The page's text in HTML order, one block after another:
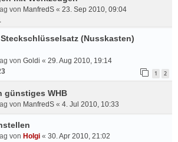
von ManfredS « 23. Sep 2010, 09:04
(Nusskasten)
von Goldi « 29. Aug 2010, 19:14
1 2
günstiges WHB
von ManfredS « 4. Jul 2010, 10:33
von Holgi « 30. Apr 2010, 21:02